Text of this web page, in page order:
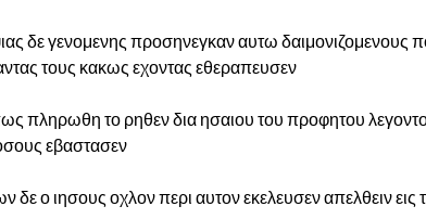
δε γενομενης προσηνεγκαν αυτω δαιμονιζομενους
τους κακως εχοντας εθεραπευσεν
πληρωθη το ρηθεν δια ησαιου του προφητου
εβαστασεν
δε ο ιησους οχλον περι αυτον εκελευσεν απελθειν εις